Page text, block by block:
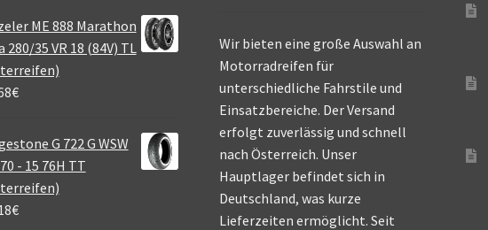
ME 888 Marathon
280/35 VR 18 (84V) TL
€
G 722 G WSW
- 15 76H TT
€
Wir bieten eine große Auswahl an
Motorradreifen für
unterschiedliche Fahrstile und
Einsatzbereiche. Der Versand
erfolgt zuverlässig und schnell
nach Österreich. Unser
Hauptlager befindet sich in
Deutschland, was kurze
Lieferzeiten ermöglicht. Seit